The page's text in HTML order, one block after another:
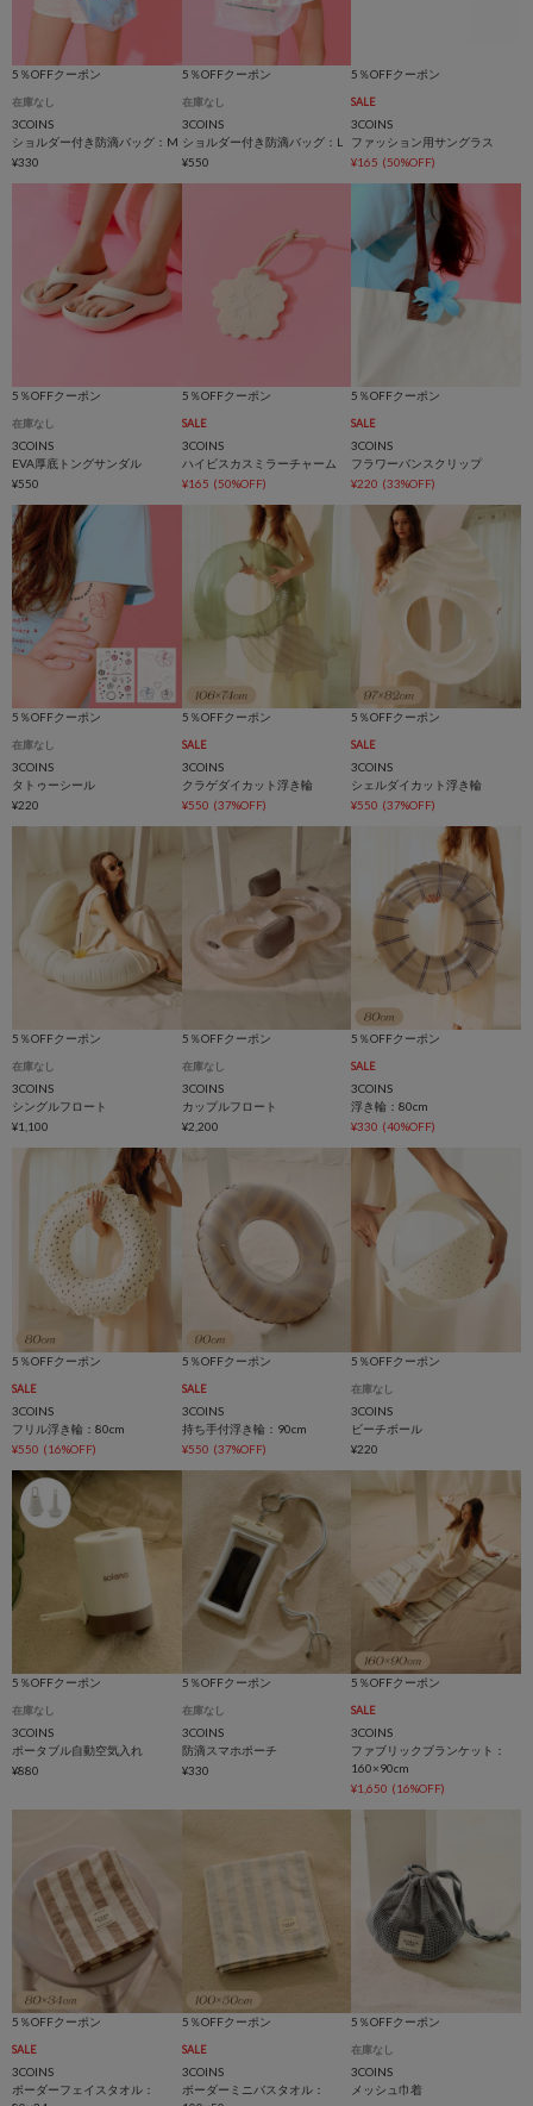
5％OFFクーポン
在庫なし
3COINS
ショルダー付き防滴バッグ：M
¥330
5％OFFクーポン
在庫なし
3COINS
ショルダー付き防滴バッグ：L
¥550
5％OFFクーポン
SALE
3COINS
ファッション用サングラス
¥165 (50%OFF)
5％OFFクーポン
在庫なし
3COINS
EVA厚底トングサンダル
¥550
5％OFFクーポン
SALE
3COINS
ハイビスカスミラーチャーム
¥165 (50%OFF)
5％OFFクーポン
SALE
3COINS
フラワーバンスクリップ
¥220 (33%OFF)
5％OFFクーポン
在庫なし
3COINS
タトゥーシール
¥220
5％OFFクーポン
SALE
3COINS
クラゲダイカット浮き輪
¥550 (37%OFF)
5％OFFクーポン
SALE
3COINS
シェルダイカット浮き輪
¥550 (37%OFF)
5％OFFクーポン
在庫なし
3COINS
シングルフロート
¥1,100
5％OFFクーポン
在庫なし
3COINS
カップルフロート
¥2,200
5％OFFクーポン
SALE
3COINS
浮き輪：80cm
¥330 (40%OFF)
5％OFFクーポン
SALE
3COINS
フリル浮き輪：80cm
¥550 (16%OFF)
5％OFFクーポン
SALE
3COINS
持ち手付浮き輪：90cm
¥550 (37%OFF)
5％OFFクーポン
在庫なし
3COINS
ビーチボール
¥220
5％OFFクーポン
在庫なし
3COINS
ポータブル自動空気入れ
¥880
5％OFFクーポン
在庫なし
3COINS
防滴スマホポーチ
¥330
5％OFFクーポン
SALE
3COINS
ファブリックブランケット：
160×90cm
¥1,650 (16%OFF)
5％OFFクーポン
SALE
3COINS
ボーダーフェイスタオル：
5％OFFクーポン
SALE
3COINS
ボーダーミニバスタオル：
5％OFFクーポン
在庫なし
3COINS
メッシュ巾着